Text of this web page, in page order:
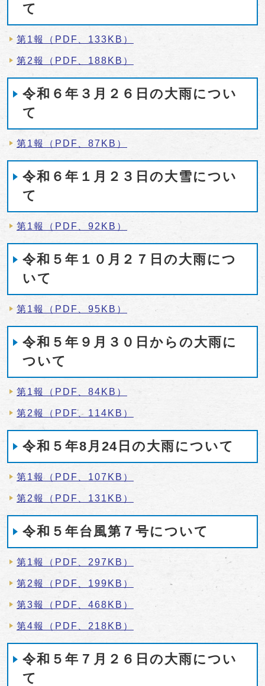
て
第1報（PDF、133KB）
第2報（PDF、188KB）
令和６年３月２６日の大雨につい
て
第1報（PDF、87KB）
令和６年１月２３日の大雪につい
て
第1報（PDF、92KB）
令和５年１０月２７日の大雨につ
いて
第1報（PDF、95KB）
令和５年９月３０日からの大雨に
ついて
第1報（PDF、84KB）
第2報（PDF、114KB）
令和５年8月24日の大雨について
第1報（PDF、107KB）
第2報（PDF、131KB）
令和５年台風第７号について
第1報（PDF、297KB）
第2報（PDF、199KB）
第3報（PDF、468KB）
第4報（PDF、218KB）
令和５年７月２６日の大雨につい
て